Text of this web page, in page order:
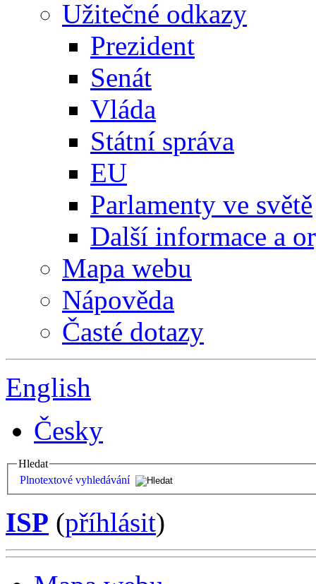
Užitečné odkazy
Prezident
Senát
Vláda
Státní správa
EU
Parlamenty ve světě
Další informace a
Mapa webu
Nápověda
Časté dotazy
English
Česky
Hledat
Plnotextové vyhledávání
ISP (příhlásit)